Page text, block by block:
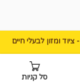
- ציוד ומזון לבעלי חיים
סל קניות